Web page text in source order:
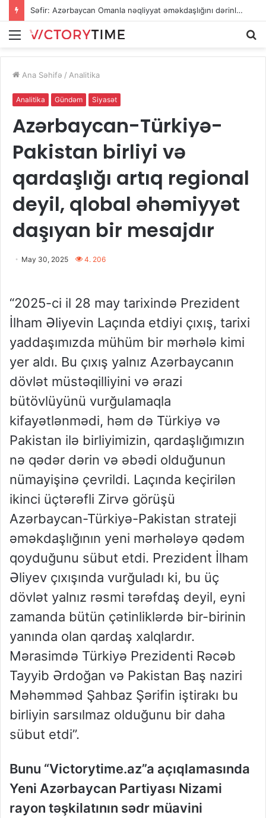
Səfir: Azərbaycan Omanla nəqliyyat əməkdaşlığını dərinləşdirməyə hazırdır
Menu
Ana Səhifə / Analitika
Analitika Gündəm Siyasət
Azərbaycan-Türkiyə-
Pakistan birliyi və
qardaşlığı artıq regional
deyil, qlobal əhəmiyyət
daşıyan bir mesajdır
May 30, 2025 4. 206
“2025-ci il 28 may tarixində Prezident
İlham Əliyevin Laçında etdiyi çıxış, tarixi
yaddaşımızda mühüm bir mərhələ kimi
yer aldı. Bu çıxış yalnız Azərbaycanın
dövlət müstəqilliyini və ərazi
bütövlüyünü vurğulamaqla
kifayətlənmədi, həm də Türkiyə və
Pakistan ilə birliyimizin, qardaşlığımızın
nə qədər dərin və əbədi olduğunun
nümayişinə çevrildi. Laçında keçirilən
ikinci üçtərəfli Zirvə görüşü
Azərbaycan-Türkiyə-Pakistan strateji
əməkdaşlığının yeni mərhələyə qədəm
qoyduğunu sübut etdi. Prezident İlham
Əliyev çıxışında vurğuladı ki, bu üç
dövlət yalnız rəsmi tərəfdaş deyil, eyni
zamanda bütün çətinliklərdə bir-birinin
yanında olan qardaş xalqlardır.
Mərasimdə Türkiyə Prezidenti Rəcəb
Tayyib Ərdoğan və Pakistan Baş naziri
Məhəmməd Şahbaz Şərifin iştirakı bu
birliyin sarsılmaz olduğunu bir daha
sübut etdi”.
Bunu “Victorytime.az”a açıqlamasında
Yeni Azərbaycan Partiyası Nizami
rayon təşkilatının sədr müavini